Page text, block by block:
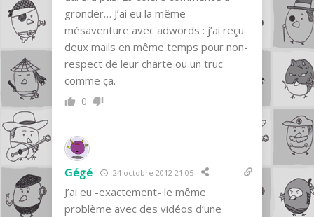
gronder… J’ai eu la même
mésaventure avec adwords : j’ai reçu
deux mails en même temps pour non-
respect de leur charte ou un truc
comme ça.
0
Gégé 24 octobre 2012 21:05
J’ai eu -exactement- le même
problème avec des vidéos d’une